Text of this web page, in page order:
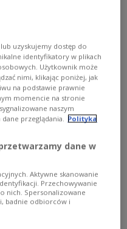
March 12
receiving criminal
as cause of death
that Skrzypek,
who leads the right-
died on Saturday,
to a severe heart
that could have
officials said.
uzyskujemy dostęp do
identyfikatory w plikach
Użytkownik może
nimi, klikając poniżej, jak
na podstawie prawnie
momencie na stronie
naszym
przeglądania.
Polityka
dane w
Aktywne skanowanie
Przechowywanie
nich. Spersonalizowane
badnie odbiorców i